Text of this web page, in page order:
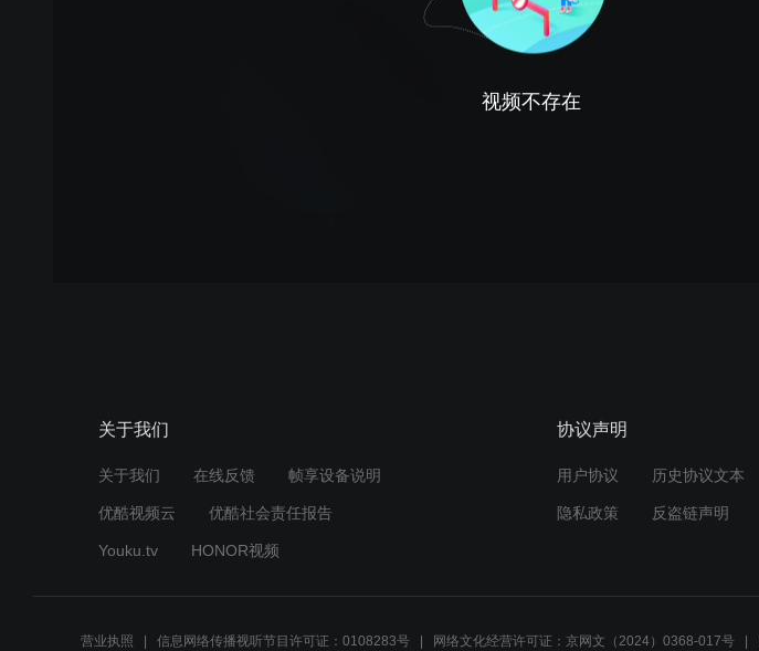
视频不存在
关于我们
关于我们 在线反馈 帧享设备说明
优酷视频云 优酷社会责任报告
Youku.tv HONOR视频
协议声明
用户协议 历史协议文本
隐私政策 反盗链声明
营业执照 信息网络传播视听节目许可证：0108283号 网络文化经营许可证：京网文（2024）0368-017号